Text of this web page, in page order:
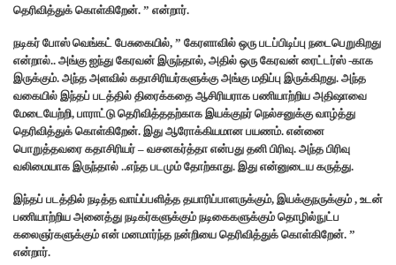
தெரிவித்துக் கொள்கிறேன். ” என்றார்.
நடிகர் போஸ் வெங்கட் பேசுகையில், ” கேரளாவில் ஒரு படப்பிடிப்பு நடைபெறுகிறது
என்றால்.. அங்கு ஐந்து கேரவன் இருந்தால், அதில் ஒரு கேரவன் ரைட்டர்ஸ் -காக
இருக்கும். அந்த அளவில் கதாசிரியர்களுக்கு அங்கு மதிப்பு இருக்கிறது. அந்த
வகையில் இந்தப் படத்தில் திரைக்கதை ஆசிரியராக பணியாற்றிய அதிஷாவை
மேடையேற்றி, பாராட்டு தெரிவித்ததற்காக இயக்குநர் நெல்சனுக்கு வாழ்த்து
தெரிவித்துக் கொள்கிறேன்.‌ இது ஆரோக்கியமான பயணம். என்னை
பொறுத்தவரை கதாசிரியர் – வசனகர்த்தா என்பது தனி பிரிவு. அந்த பிரிவு
வலிமையாக இருந்தால் ..எந்த படமும் தோற்காது. இது என்னுடைய கருத்து.
இந்தப் படத்தில் நடித்த வாய்ப்பளித்த தயாரிப்பாளருக்கும், இயக்குநருக்கும் , உடன்
பணியாற்றிய அனைத்து நடிகர்களுக்கும் நடிகைகளுக்கும் தொழில்நுட்ப
கலைஞர்களுக்கும் என் மனமார்ந்த நன்றியை தெரிவித்துக் கொள்கிறேன். ”
என்றார்.